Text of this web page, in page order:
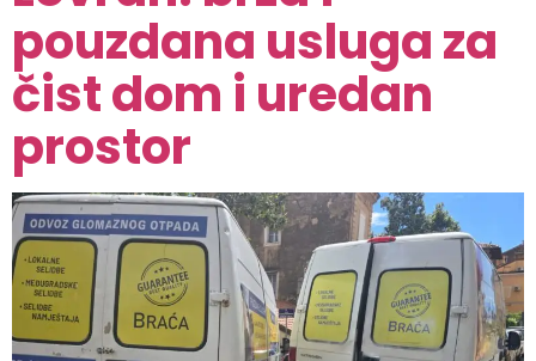
pouzdana usluga za
čist dom i uredan
prostor